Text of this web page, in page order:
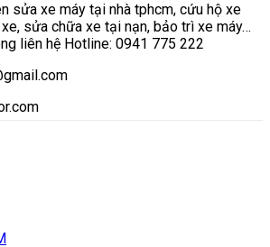
sửa xe máy tại nhà tphcm, cứu hộ xe
sửa chữa xe tại nạn, bảo trì xe máy…
liên hệ Hotline: 0941 775 222